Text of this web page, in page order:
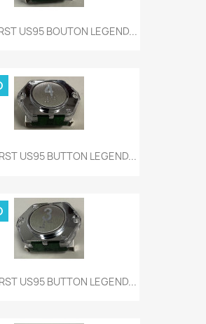
US95 BOUTON LEGEND...
US95 BUTTON LEGEND...
US95 BUTTON LEGEND...